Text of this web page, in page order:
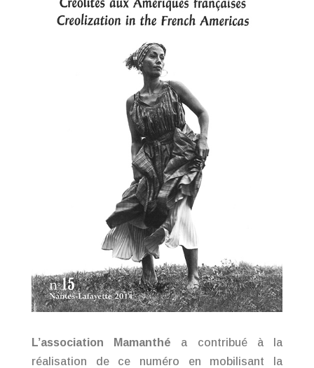
L’association Mamanthé a contribué à la
réalisation de ce numéro en mobilisant la